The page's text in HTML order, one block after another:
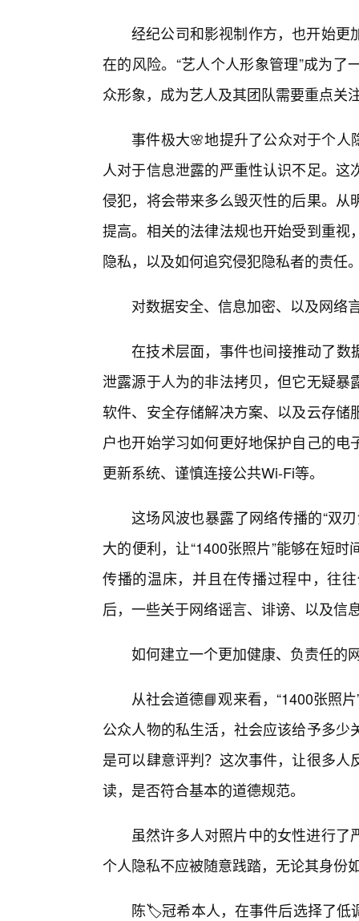
经纪公司和影视制作方，也开始更
在的风险。“艺人个人形象管理”成为
众形象，成为艺人及其团队需要重点关
事件极大🌸地提升了公众对于个人
人对于信息泄露的严重性认识不足。
侵犯，将会带来多么毁灭性的后果。
提高。相关的法律法规也开始受到重
隐私，以及如何追究侵犯隐私者的责任
对数据安全、信息加密、以及网络
在技术层面，事件也间接推动了数
泄露源于人为的非法拷贝，但它无疑
软件、安全存储解决方案、以及云存
户也开始学习如何更好地保护自己的
更新系统、谨慎连接公共Wi-Fi等。
这场风波也暴露了网络传播的“双
大的便利，让“1400张照片”能够在短
传播的温床，并且在传播过程中，往
后，一些关于网络谣言、诽谤、以及信
如何建立一个更加健康、负责任的
从社会道德📘观来看，“1400张照
公众人物的私生活，社会应该给予多
是可以肆意评判？这次事件，让很多
读，是否符合基本的道德规范。
虽然许多人对照片中的女性进行
个人隐私不应被随意践踏，无论其身份
陈🏷️冠希本人，在事件后选择了低